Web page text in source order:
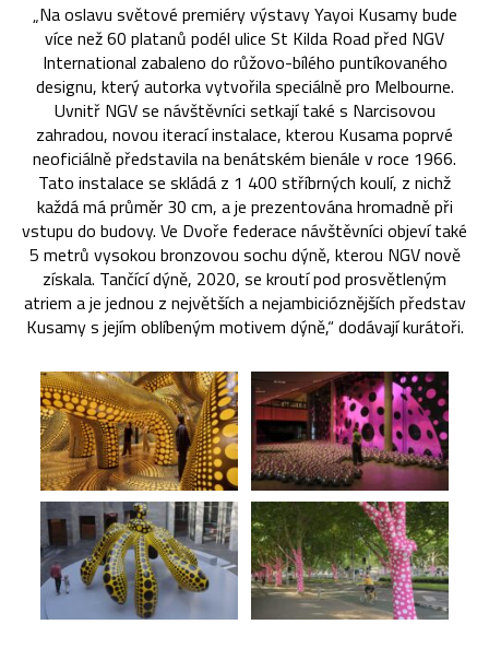
„Na oslavu světové premiéry výstavy Yayoi Kusamy bude
více než 60 platanů podél ulice St Kilda Road před NGV
International zabaleno do růžovo-bílého puntíkovaného
designu, který autorka vytvořila speciálně pro Melbourne.
Uvnitř NGV se návštěvníci setkají také s Narcisovou
zahradou, novou iterací instalace, kterou Kusama poprvé
neoficiálně představila na benátském bienále v roce 1966.
Tato instalace se skládá z 1 400 stříbrných koulí, z nichž
každá má průměr 30 cm, a je prezentována hromadně při
vstupu do budovy. Ve Dvoře federace návštěvníci objeví také
5 metrů vysokou bronzovou sochu dýně, kterou NGV nově
získala. Tančící dýně, 2020, se kroutí pod prosvětleným
atriem a je jednou z největších a nejambicióznějších představ
Kusamy s jejím oblíbeným motivem dýně,“ dodávají kurátoři.